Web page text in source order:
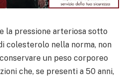
la pressione arteriosa sotto
colesterolo nella norma, non
un peso corporeo
che, se presenti a 50 anni,